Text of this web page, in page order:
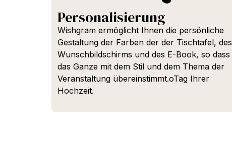
Personalisierung
Wishgram ermöglicht Ihnen die persönliche
Gestaltung der Farben der der Tischtafel, des
Wunschbildschirms und des E-Book, so dass
das Ganze mit dem Stil und dem Thema der
Veranstaltung übereinstimmt.oTag Ihrer
Hochzeit.